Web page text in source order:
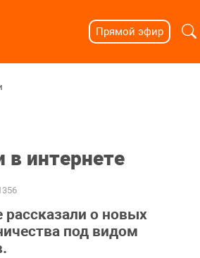
Прямой эфир
интернете
о новых
под видом